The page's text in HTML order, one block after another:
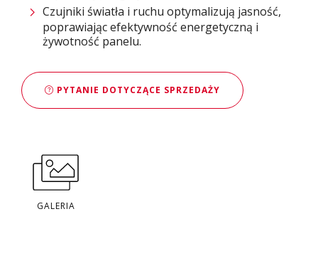
Czujniki światła i ruchu optymalizują jasność,
poprawiając efektywność energetyczną i
żywotność panelu.
PYTANIE DOTYCZĄCE SPRZEDAŻY
GALERIA